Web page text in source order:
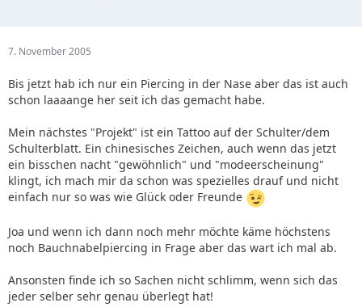
7. November 2005
Bis jetzt hab ich nur ein Piercing in der Nase aber das ist auch
schon laaaange her seit ich das gemacht habe.
Mein nächstes "Projekt" ist ein Tattoo auf der Schulter/dem
Schulterblatt. Ein chinesisches Zeichen, auch wenn das jetzt
ein bisschen nacht "gewöhnlich" und "modeerscheinung"
klingt, ich mach mir da schon was spezielles drauf und nicht
einfach nur so was wie Glück oder Freunde
Joa und wenn ich dann noch mehr möchte käme höchstens
noch Bauchnabelpiercing in Frage aber das wart ich mal ab.
Ansonsten finde ich so Sachen nicht schlimm, wenn sich das
jeder selber sehr genau überlegt hat!